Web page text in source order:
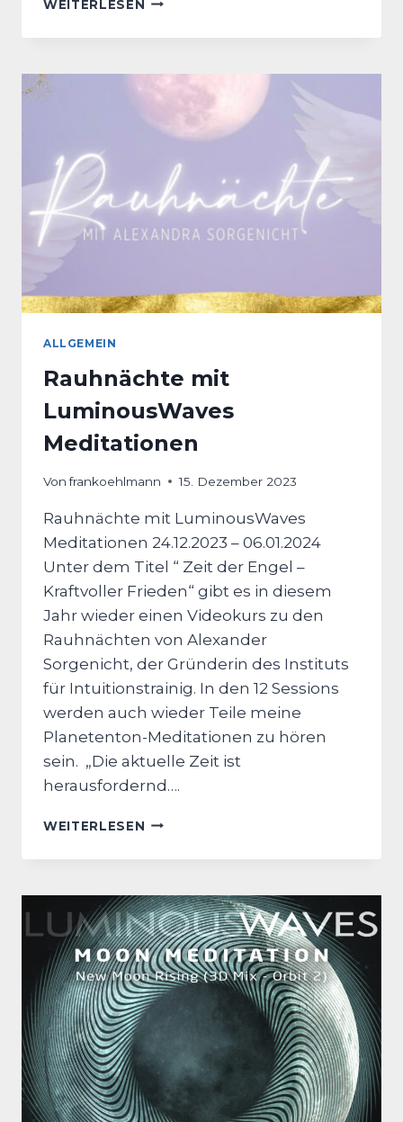
WEITERLESEN
MEDITATION
ALLGEMEIN
Rauhnächte mit
LuminousWaves
Meditationen
Von frankoehlmann 15. Dezember 2023
Rauhnächte mit LuminousWaves
Meditationen 24.12.2023 – 06.01.2024
Unter dem Titel “ Zeit der Engel –
Kraftvoller Frieden“ gibt es in diesem
Jahr wieder einen Videokurs zu den
Rauhnächten von Alexander
Sorgenicht, der Gründerin des Instituts
für Intuitionstrainig. In den 12 Sessions
werden auch wieder Teile meine
Planetenton-Meditationen zu hören
sein. „Die aktuelle Zeit ist
herausfordernd….
WEITERLESEN RAUHNÄCHTE
LUMINOUSWAVES